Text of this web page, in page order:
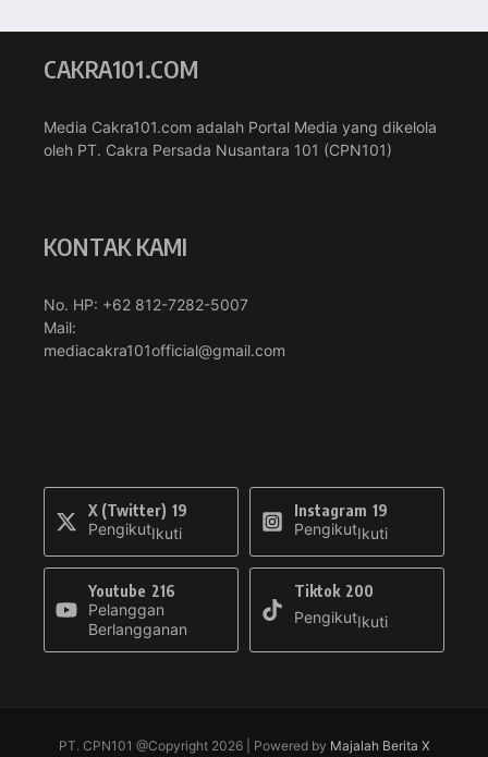
CAKRA101.COM
Media Cakra101.com adalah Portal Media yang dikelola
oleh PT. Cakra Persada Nusantara 101 (CPN101)
KONTAK KAMI
No. HP: +62 812-7282-5007
Mail:
mediacakra101official@gmail.com
X (Twitter) 19
PengikutIkuti
Instagram 19
PengikutIkuti
Youtube 216
Pelanggan
Berlangganan
Tiktok 200
PengikutIkuti
PT. CPN101 @Copyright 2026 | Powered by Majalah Berita X